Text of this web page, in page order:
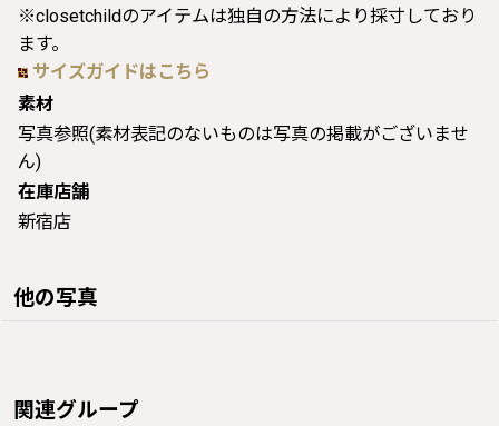
※closetchildのアイテムは独自の方法により採寸しており
ます。
サイズガイドはこちら
素材
写真参照(素材表記のないものは写真の掲載がございませ
ん)
在庫店舗
新宿店
他の写真
関連グループ